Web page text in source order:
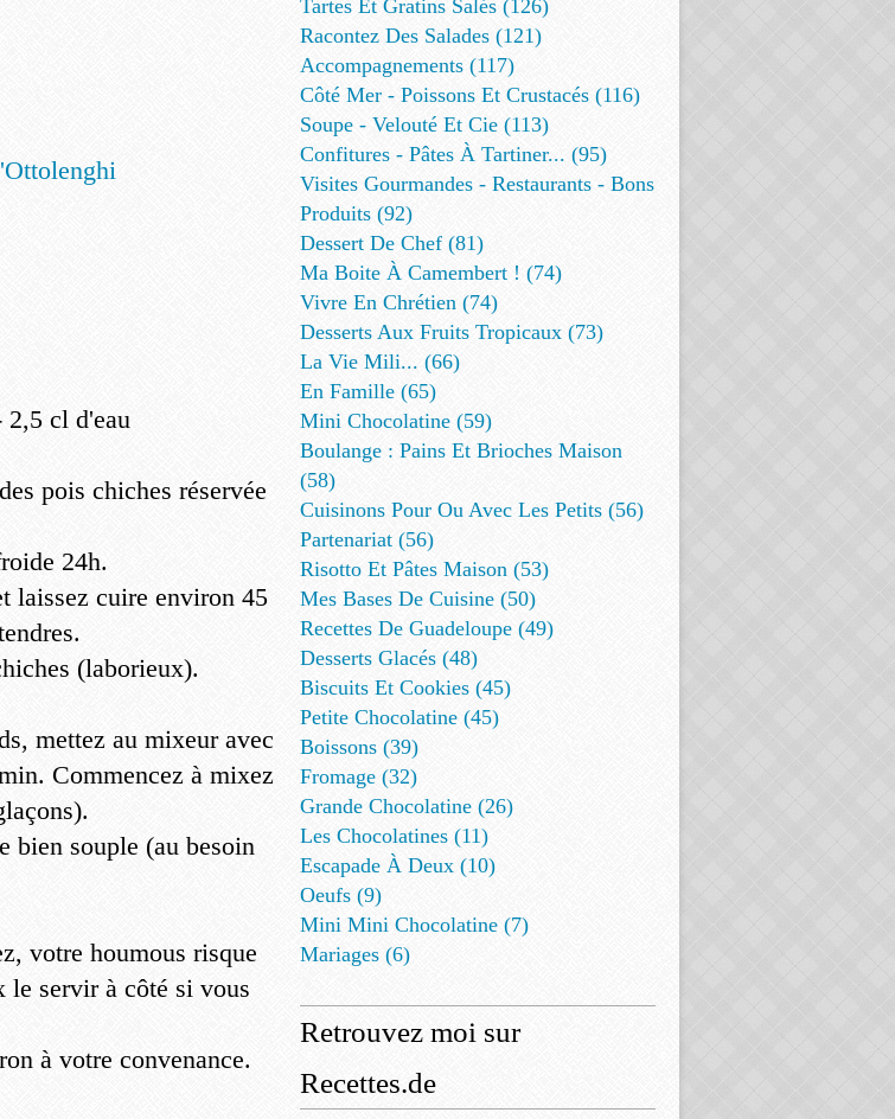
2,5 cl d'eau
pois chiches réservée
24h.
laissez cuire environ 45
(laborieux).
mettez au mixeur avec
Commencez à mixez
bien souple (au besoin
votre houmous risque
le servir à côté si vous
à votre convenance.
Tartes Et Gratins Salés (126)
Racontez Des Salades (121)
Accompagnements (117)
Côté Mer - Poissons Et Crustacés (116)
Soupe - Velouté Et Cie (113)
Confitures - Pâtes À Tartiner... (95)
Visites Gourmandes - Restaurants - Bons
Produits (92)
Dessert De Chef (81)
Ma Boite À Camembert ! (74)
Vivre En Chrétien (74)
Desserts Aux Fruits Tropicaux (73)
La Vie Mili... (66)
En Famille (65)
Mini Chocolatine (59)
Boulange : Pains Et Brioches Maison
(58)
Cuisinons Pour Ou Avec Les Petits (56)
Partenariat (56)
Risotto Et Pâtes Maison (53)
Mes Bases De Cuisine (50)
Recettes De Guadeloupe (49)
Desserts Glacés (48)
Biscuits Et Cookies (45)
Petite Chocolatine (45)
Boissons (39)
Fromage (32)
Grande Chocolatine (26)
Les Chocolatines (11)
Escapade À Deux (10)
Oeufs (9)
Mini Mini Chocolatine (7)
Mariages (6)
Retrouvez moi sur
Recettes.de